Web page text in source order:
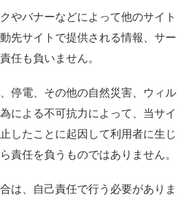
やバナーなどによって他のサイト
先サイトで提供される情報、サー
任も負いません。
停電、その他の自然災害、ウィル
による不可抗力によって、当サイ
したことに起因して利用者に生じ
責任を負うものではありません。
は、自己責任で行う必要がありま